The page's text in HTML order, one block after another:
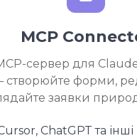
MCP
сервер для
створюйте форми,
заявки
ChatGPT та